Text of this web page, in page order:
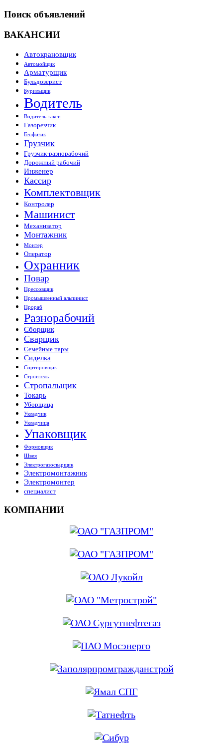
Поиск объявлений
ВАКАНСИИ
Автокрановщик
Автомойщик
Арматурщик
Бульдозерист
Бурильщик
Водитель
Водитель такси
Газорезчик
Геофизик
Грузчик
Грузчик-разнорабочий
Дорожный рабочий
Инженер
Кассир
Комплектовщик
Контролер
Машинист
Механизатор
Монтажник
Монтер
Оператор
Охранник
Повар
Прессовщик
Промышленный альпинист
Прораб
Разнорабочий
Сборщик
Сварщик
Семейные пары
Сиделка
Сортировщик
Строитель
Стропальщик
Токарь
Уборщица
Укладчик
Укладчица
Упаковщик
Формовщик
Швея
Электрогазосварщик
Электромонтажник
Электромонтер
специалист
КОМПАНИИ